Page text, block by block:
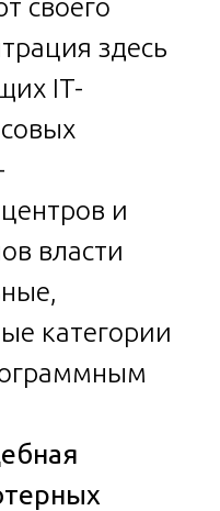
своего
здесь
IT-
и
власти
категории